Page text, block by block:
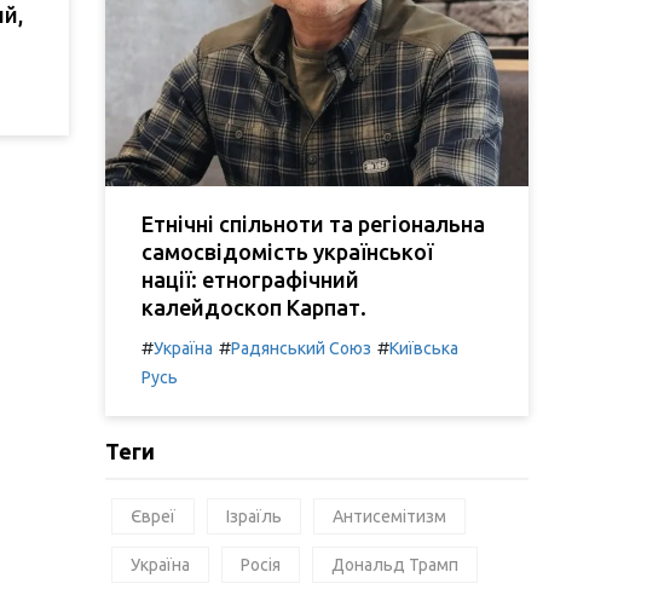
Етнічні спільноти та регіональна
самосвідомість української
нації: етнографічний
калейдоскоп Карпат.
#Україна #Радянський Союз #Київська
Русь
Теги
Євреї Ізраїль Антисемітизм
Україна Росія Дональд Трамп